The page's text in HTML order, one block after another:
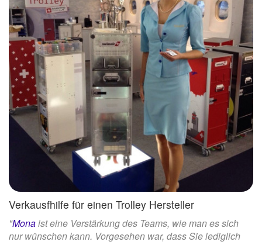
Verkausfhilfe für einen Trolley Hersteller
"Monaist eine Verstärkung des Teams, wie man es sich
nur wünschen kann. Vorgesehen war, dass Sie lediglich